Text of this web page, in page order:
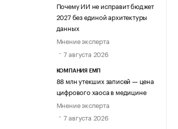
Почему ИИ не исправит бюджет
2027 без единой архитектуры
данных
Мнение эксперта
7 августа 2026
КОМПАНИЯ ЕМП
88 млн утекших записей — цена
цифрового хаоса в медицине
Мнение эксперта
7 августа 2026